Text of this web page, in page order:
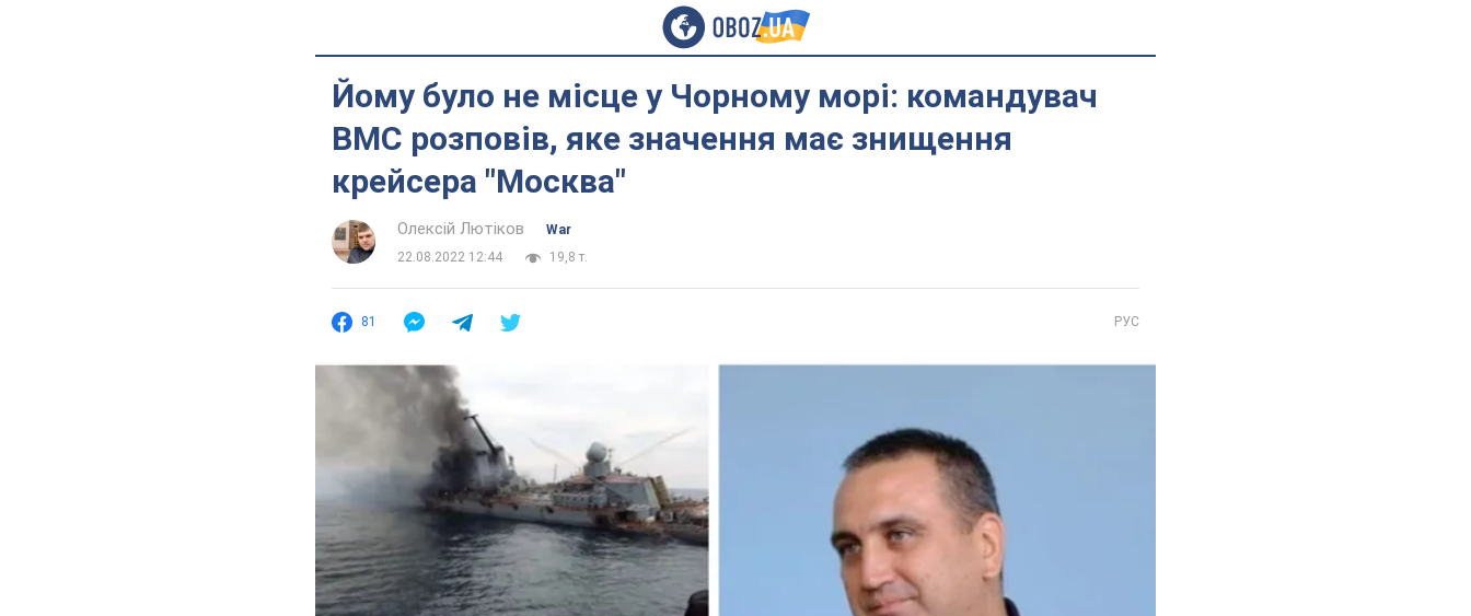
Йому було не місце у Чорному морі: командувач
ВМС розповів, яке значення має знищення
крейсера "Москва"
Олексій Лютіков
War
22.08.2022 12:44
19,8 т.
81 РУС